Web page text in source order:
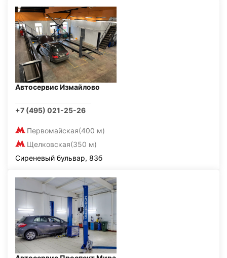
Автосервис Измайлово
+7 (495) 021-25-26
Первомайская(400 м)
Щелковская(350 м)
Сиреневый бульвар, 83б